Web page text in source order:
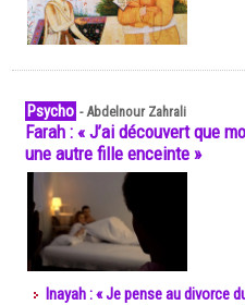
Psycho -Abdelnour Zahrali
Farah : « J’ai découvert que
une autre fille enceinte »
Inayah : « Je pense au divorce